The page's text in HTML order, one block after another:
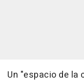
Un "espacio de la